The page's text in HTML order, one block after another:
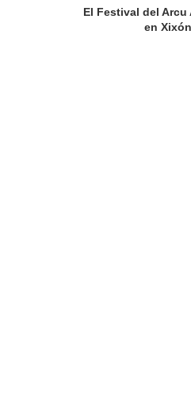
El Festival del
en